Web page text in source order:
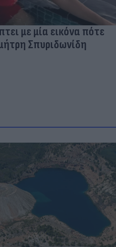
με μία εικόνα πότε
Σπυριδωνίδη